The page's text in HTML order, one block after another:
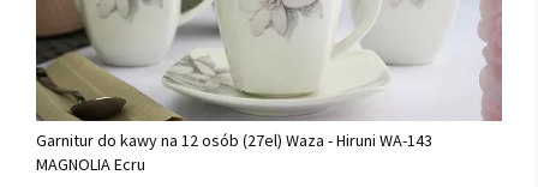
Garnitur do kawy na 12 osób (27el) Waza - Hiruni WA-143
MAGNOLIA Ecru